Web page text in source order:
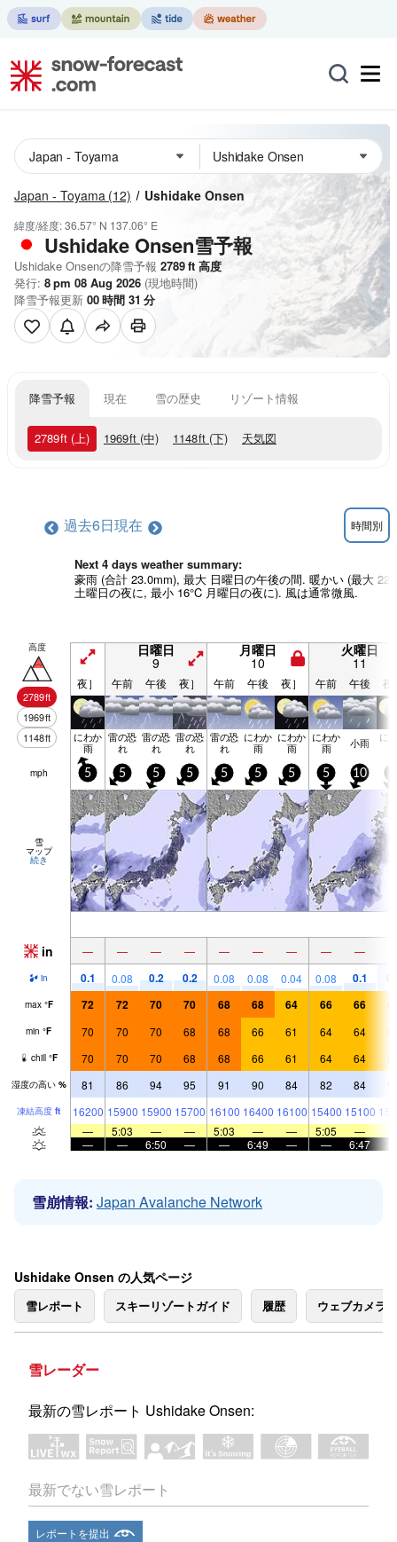
Japan - Toyama (12) Ushidake Onsen
緯度/経度:36.57° N 137.06° E
Ushidake Onsen雪予報
Ushidake Onsenの降雪予報 2789ft 高度
発行: 8 pm 08 Aug 2026 (現地時間)
降雪予報更新 00時間 31 分
降雪予報 現在 雪の歴史 リゾート情報
2789ft (上) 1969ft (中) 1148ft (下) 天気図
過去6日現在 時間別
Next 4 days weather summary:
豪雨 (合計 23.0mm), 最大 日曜日の午後の間. 暖かい (最大
土曜日の夜に, 最小 16°C 月曜日の夜に). 風は通常微風.
高度
2789ft
1969ft
1148ft
日曜日
9
月曜日
10
火曜日
11
夜］ 午前 午後 夜］ 午前 午後 夜］ 午前 午後 夜
にわか
雨
雷の恐
れ
雷の恐
れ
雷の恐
れ
雷の恐
れ
にわか
雨
にわか
雨
にわか
雨 小雨 に
mph 5 5 5 5 5 5 5 5 10
雪
マップ
続き
in — — — — — — — — —
in 0.1 0.08 0.2 0.2 0.08 0.08 0.04 0.08 0.1
max °F 72 72 70 70 68 68 64 66 66
min °F 70 70 70 68 68 66 61 64 64
chill °F 70 70 70 68 68 66 61 64 64
湿度の高い % 81 86 94 95 91 90 84 82 84
凍結高度 ft 16200 15900 15900 15700 16100 16400 16100 15400 15100
—
5:03 — — 5:03 — — 5:05 —
—
— 6:50 — — 6:49 — — 6:47
雪崩情報: Japan Avalanche Network
Ushidake Onsen の人気ページ
雪レポート スキーリゾートガイド 履歴 ウェブカメラ
雪レーダー
最新の雪レポート Ushidake Onsen:
最新でない雪レポート
レポートを提出